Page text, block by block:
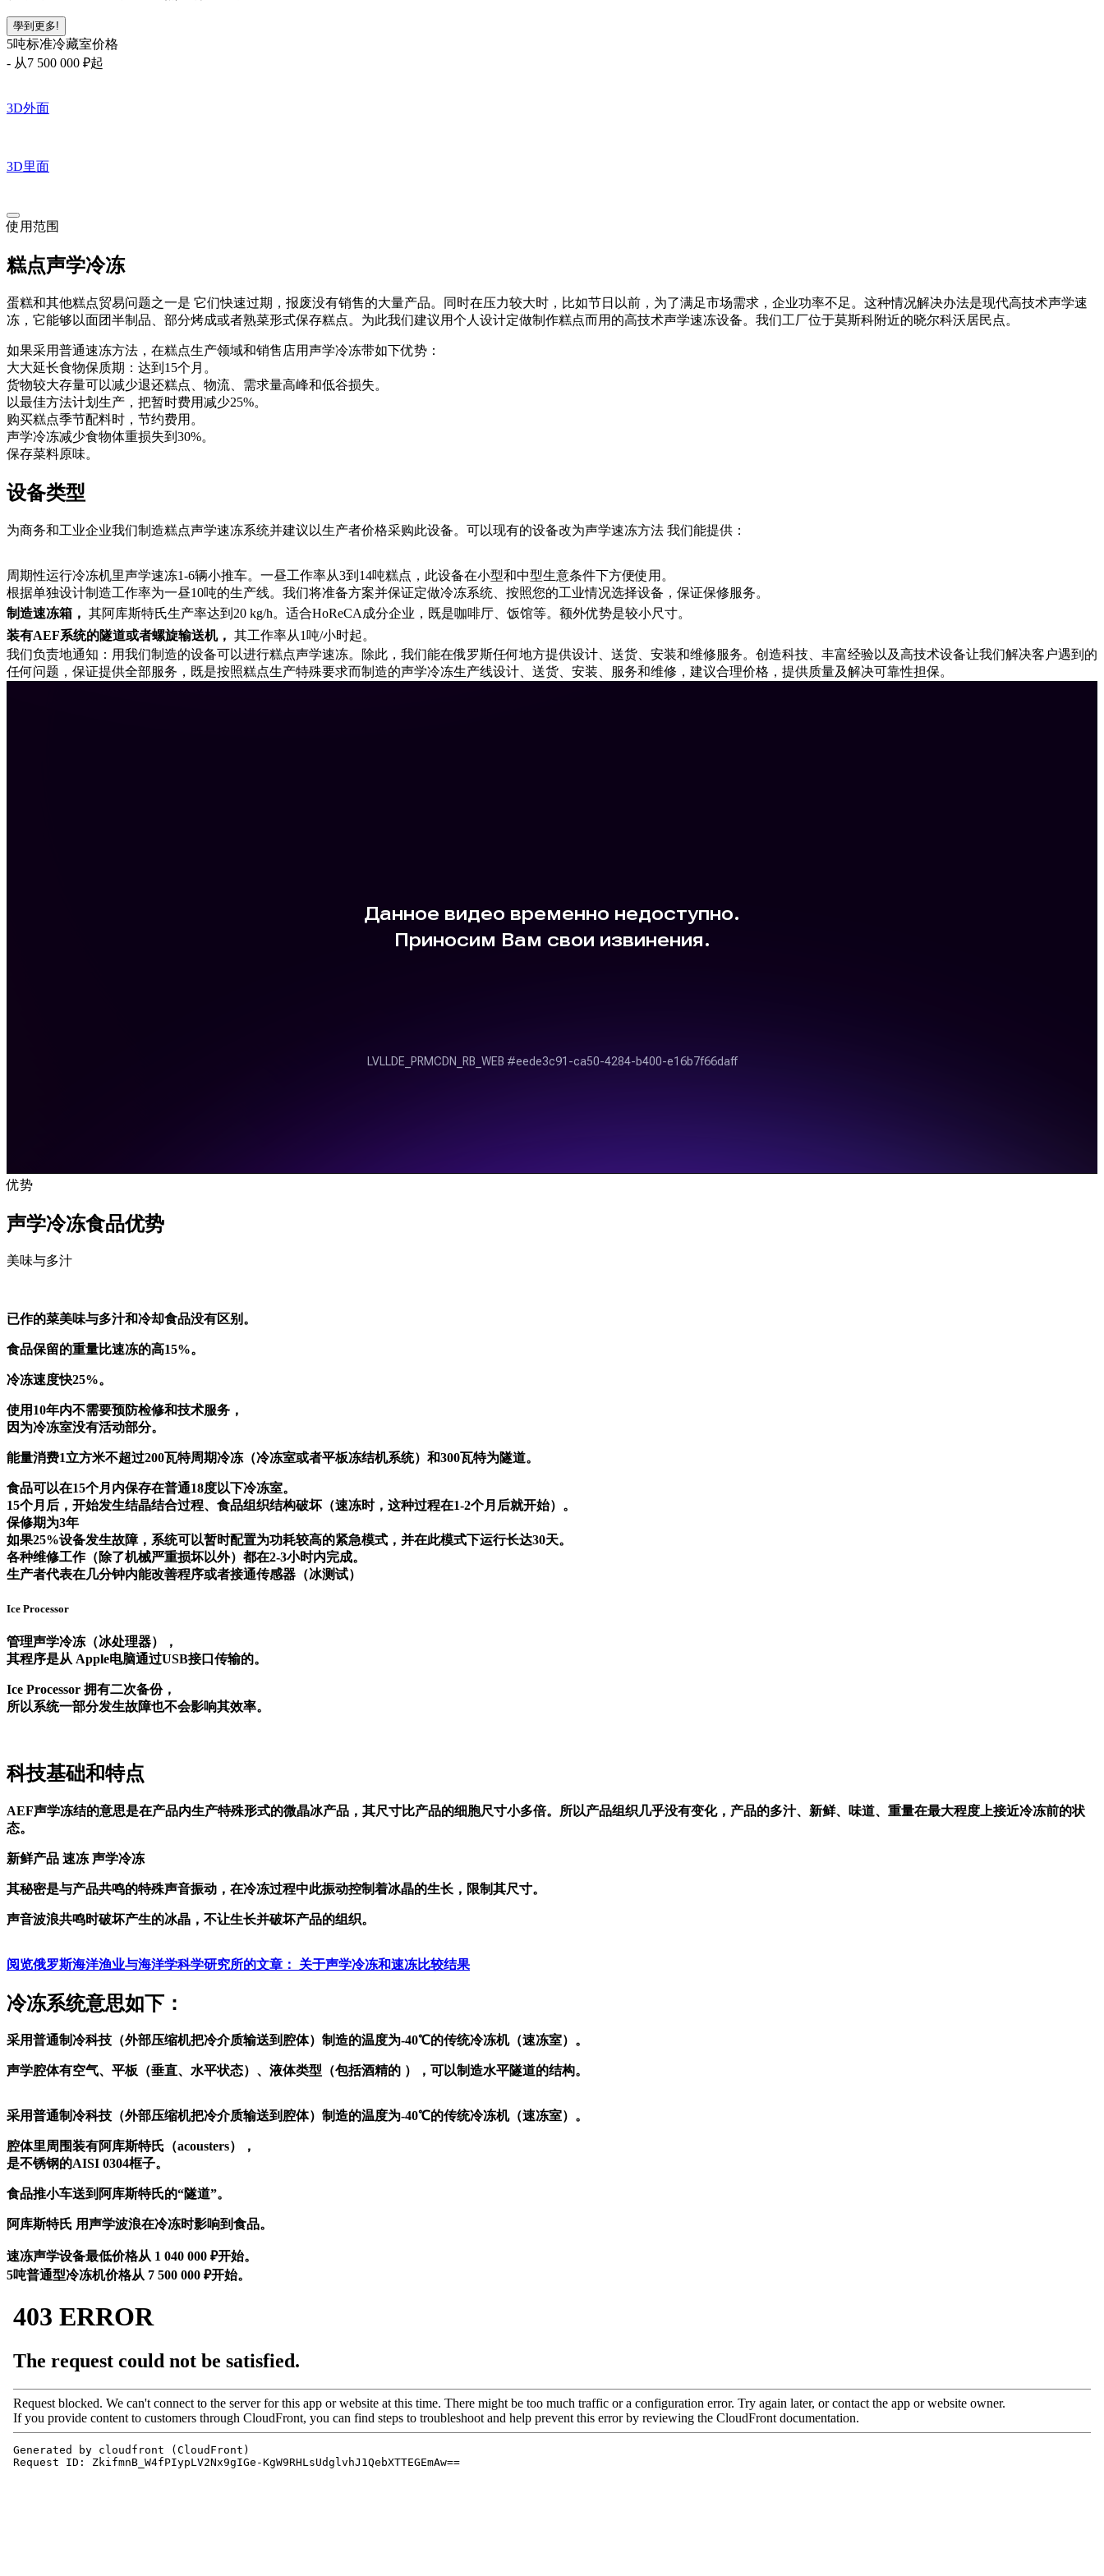
學到更多!
5吨标准冷藏室价格
- 从7 500 000 ₽起
3D外面
3D里面
使用范围
糕点声学冷冻
蛋糕和其他糕点贸易问题之一是 它们快速过期，报废没有销售的大量产品。同时在压力较大时，比如节日以前，为了满足市场需求，企业功率不足。这种情况解决办法是现代高技术声学速
冻，它能够以面团半制品、部分烤成或者熟菜形式保存糕点。为此我们建议用个人设计定做制作糕点而用的高技术声学速冻设备。我们工厂位于莫斯科附近的晓尔科沃居民点。
如果采用普通速冻方法，在糕点生产领域和销售店用声学冷冻带如下优势：
大大延长食物保质期：达到15个月。
货物较大存量可以减少退还糕点、物流、需求量高峰和低谷损失。
以最佳方法计划生产，把暂时费用减少25%。
购买糕点季节配料时，节约费用。
声学冷冻减少食物体重损失到30%。
保存菜料原味。
设备类型
为商务和工业企业我们制造糕点声学速冻系统并建议以生产者价格采购此设备。可以现有的设备改为声学速冻方法 我们能提供：
周期性运行冷冻机里声学速冻1-6辆小推车。一昼工作率从3到14吨糕点，此设备在小型和中型生意条件下方便使用。
根据单独设计制造工作率为一昼10吨的生产线。我们将准备方案并保证定做冷冻系统、按照您的工业情况选择设备，保证保修服务。
制造速冻箱， 其阿库斯特氏生产率达到20 kg/h。适合HoReCA成分企业，既是咖啡厅、饭馆等。额外优势是较小尺寸。
装有AEF系统的隧道或者螺旋输送机， 其工作率从1吨/小时起。
我们负责地通知：用我们制造的设备可以进行糕点声学速冻。除此，我们能在俄罗斯任何地方提供设计、送货、安装和维修服务。创造科技、丰富经验以及高技术设备让我们解决客户遇到的
任何问题，保证提供全部服务，既是按照糕点生产特殊要求而制造的声学冷冻生产线设计、送货、安装、服务和维修，建议合理价格，提供质量及解决可靠性担保。
优势
声学冷冻食品优势
美味与多汁
已作的菜美味与多汁和冷却食品没有区别。
食品保留的重量比速冻的高15%。
冷冻速度快25%。
使用10年内不需要预防检修和技术服务，
因为冷冻室没有活动部分。
能量消费1立方米不超过200瓦特周期冷冻（冷冻室或者平板冻结机系统）和300瓦特为隧道。
食品可以在15个月内保存在普通18度以下冷冻室。
15个月后，开始发生结晶结合过程、食品组织结构破坏（速冻时，这种过程在1-2个月后就开始）。
保修期为3年
如果25%设备发生故障，系统可以暂时配置为功耗较高的紧急模式，并在此模式下运行长达30天。
各种维修工作（除了机械严重损坏以外）都在2-3小时内完成。
生产者代表在几分钟内能改善程序或者接通传感器（冰测试）
Ice Processor
管理声学冷冻（冰处理器），
其程序是从 Apple电脑通过USB接口传输的。
Ice Processor 拥有二次备份，
所以系统一部分发生故障也不会影响其效率。
科技基础和特点
AEF声学冻结的意思是在产品内生产特殊形式的微晶冰产品，其尺寸比产品的细胞尺寸小多倍。所以产品组织几乎没有变化，产品的多汁、新鲜、味道、重量在最大程度上接近冷冻前的状
态。
新鲜产品 速冻 声学冷冻
其秘密是与产品共鸣的特殊声音振动，在冷冻过程中此振动控制着冰晶的生长，限制其尺寸。
声音波浪共鸣时破坏产生的冰晶，不让生长并破坏产品的组织。
阅览俄罗斯海洋渔业与海洋学科学研究所的文章： 关于声学冷冻和速冻比较结果
冷冻系统意思如下：
采用普通制冷科技（外部压缩机把冷介质输送到腔体）制造的温度为-40℃的传统冷冻机（速冻室）。
声学腔体有空气、平板（垂直、水平状态）、液体类型（包括酒精的 ），可以制造水平隧道的结构。
采用普通制冷科技（外部压缩机把冷介质输送到腔体）制造的温度为-40℃的传统冷冻机（速冻室）。
腔体里周围装有阿库斯特氏（acousters），
是不锈钢的AISI 0304框子。
食品推小车送到阿库斯特氏的“隧道”。
阿库斯特氏 用声学波浪在冷冻时影响到食品。
速冻声学设备最低价格从 1 040 000 ₽开始。
5吨普通型冷冻机价格从 7 500 000 ₽开始。